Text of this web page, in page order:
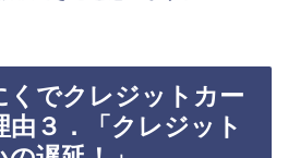
くでクレジットカー
由３．「クレジット